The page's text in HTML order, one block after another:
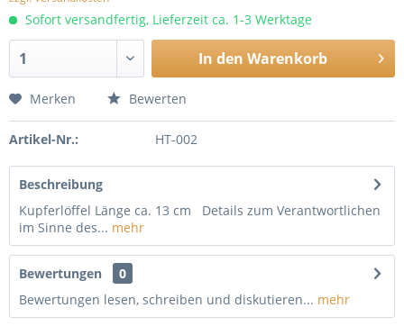
Sofort versandfertig, Lieferzeit ca. 1-3 Werktage
In den Warenkorb
Merken Bewerten
Artikel-Nr.: HT-002
Beschreibung
Kupferlöffel Länge ca. 13 cm Details zum Verantwortlichen
im Sinne des... mehr
Bewertungen
0
Bewertungen lesen, schreiben und diskutieren... mehr